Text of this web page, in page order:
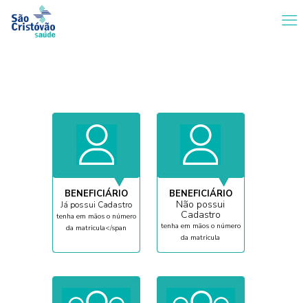
BENEFICIÁRIO
Já possui Cadastro
tenha em mãos o número
da matricula</span
BENEFICIÁRIO
Não possui
Cadastro
tenha em mãos o número
da matricula